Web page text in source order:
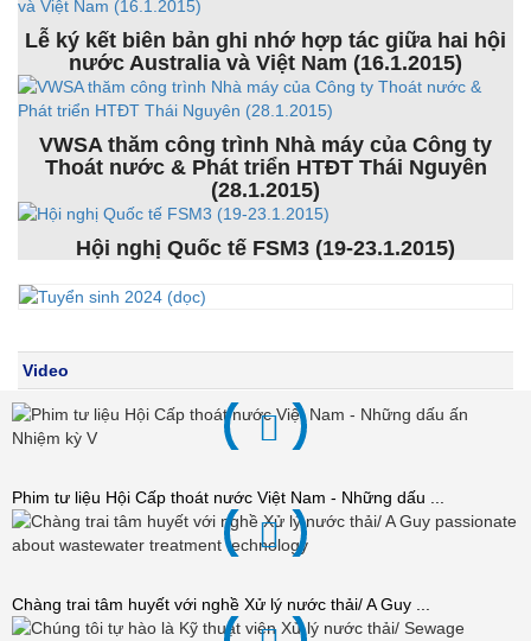
Lễ ký kết biên bản ghi nhớ hợp tác giữa hai hội
nước Australia và Việt Nam (16.1.2015)
VWSA thăm công trình Nhà máy của Công ty
Thoát nước & Phát triển HTĐT Thái Nguyên
(28.1.2015)
Hội nghị Quốc tế FSM3 (19-23.1.2015)
Video
Phim tư liệu Hội Cấp thoát nước Việt Nam - Những dấu ...
Chàng trai tâm huyết với nghề Xử lý nước thải/ A Guy ...